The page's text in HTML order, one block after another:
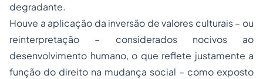
degradante.
Houve a aplicação da inversão de valores culturais – ou
reinterpretação – considerados nocivos ao
desenvolvimento humano, o que reflete justamente a
função do direito na mudança social – como exposto